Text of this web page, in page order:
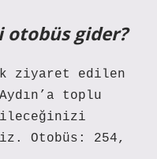
otobüs gider?
ziyaret edilen
toplu
Otobüs: 254,